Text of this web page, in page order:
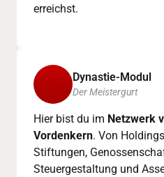
erreichst.
Dynastie-Modul
Der Meistergurt
Hier bist du im Netzwerk
Vordenkern. Von
Stiftungen,
Steuergestaltung und